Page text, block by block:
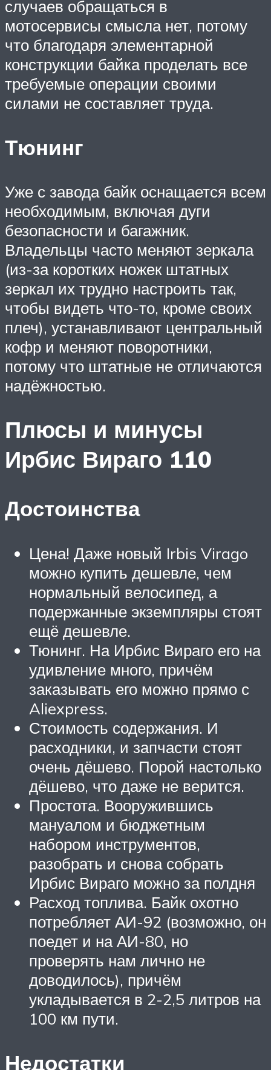
случаев обращаться в
мотосервисы смысла нет, потому
что благодаря элементарной
конструкции байка проделать все
требуемые операции своими
силами не составляет труда.
Тюнинг
Уже с завода байк оснащается всем
необходимым, включая дуги
безопасности и багажник.
Владельцы часто меняют зеркала
(из-за коротких ножек штатных
зеркал их трудно настроить так,
чтобы видеть что-то, кроме своих
плеч), устанавливают центральный
кофр и меняют поворотники,
потому что штатные не отличаются
надёжностью.
Плюсы и минусы
Ирбис Вираго 110
Достоинства
Цена! Даже новый Irbis Virago
можно купить дешевле, чем
нормальный велосипед, а
подержанные экземпляры стоят
ещё дешевле.
Тюнинг. На Ирбис Вираго его на
удивление много, причём
заказывать его можно прямо с
Aliexpress.
Стоимость содержания. И
расходники, и запчасти стоят
очень дёшево. Порой настолько
дёшево, что даже не верится.
Простота. Вооружившись
мануалом и бюджетным
набором инструментов,
разобрать и снова собрать
Ирбис Вираго можно за полдня
Расход топлива. Байк охотно
потребляет АИ-92 (возможно, он
поедет и на АИ-80, но
проверять нам лично не
доводилось), причём
укладывается в 2-2,5 литров на
100 км пути.
Недостатки